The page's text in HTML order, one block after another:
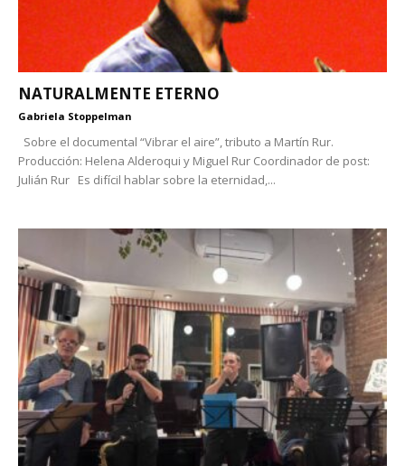
NATURALMENTE ETERNO
Gabriela Stoppelman
Sobre el documental “Vibrar el aire”, tributo a Martín Rur.
Producción: Helena Alderoqui y Miguel Rur Coordinador de post:
Julián Rur Es difícil hablar sobre la eternidad,...